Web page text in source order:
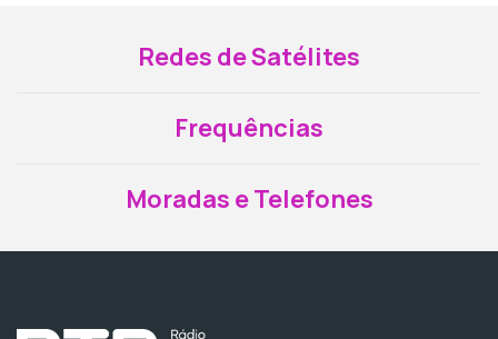
Redes de Satélites
Frequências
Moradas e Telefones